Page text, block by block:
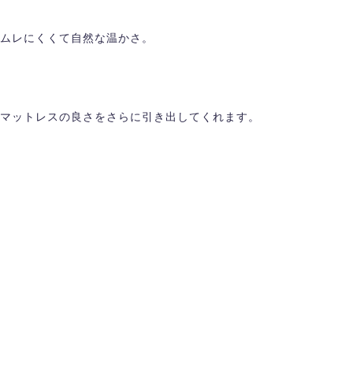
ムレにくくて自然な温かさ。
マットレスの良さをさらに引き出してくれます。